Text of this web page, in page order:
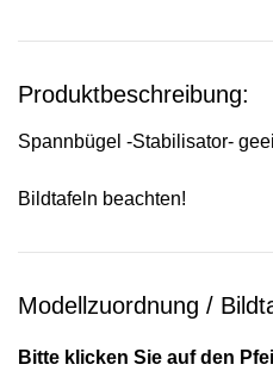
Produktbeschreibung:
Spannbügel -Stabilisator-
Bildtafeln beachten!
Modellzuordnung /
Bitte klicken Sie auf den